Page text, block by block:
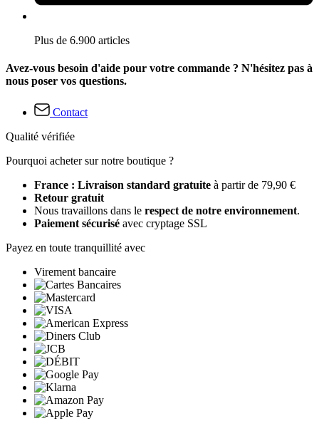
Plus de 6.900 articles
Avez-vous besoin d'aide pour votre commande ? N'hésitez pas à
nous poser vos questions.
Contact
Qualité vérifiée
Pourquoi acheter sur notre boutique ?
France : Livraison standard gratuite à partir de 79,90 €
Retour gratuit
Nous travaillons dans le respect de notre environnement.
Paiement sécurisé avec cryptage SSL
Payez en toute tranquillité avec
Virement bancaire